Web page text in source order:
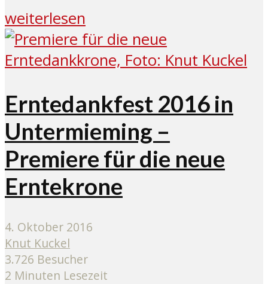
weiterlesen
Erntedankfest 2016 in
Untermieming –
Premiere für die neue
Erntekrone
4. Oktober 2016
Knut Kuckel
3.726 Besucher
2 Minuten Lesezeit